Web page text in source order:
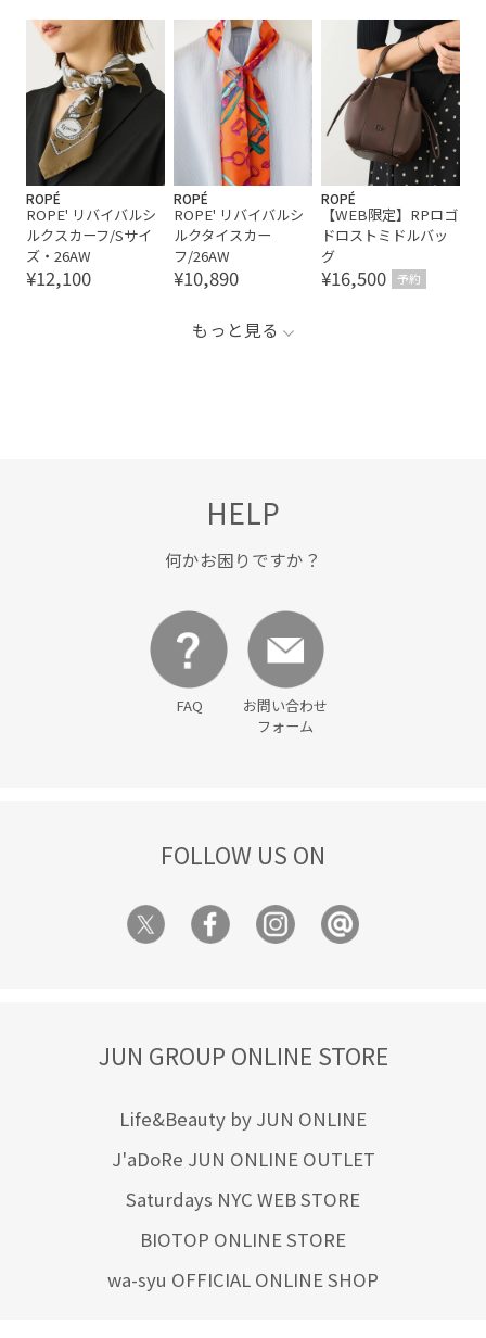
ROPÉ
ROPE' リバイバルシ
ルクスカーフ/Sサイ
ズ・26AW
¥12,100
ROPÉ
ROPE' リバイバルシ
ルクタイスカー
フ/26AW
¥10,890
ROPÉ
【WEB限定】RPロゴ
ドロストミドルバッ
グ
¥16,500 予約
もっと見る
HELP
何かお困りですか？
FAQ
お問い合わせ
フォーム
FOLLOW US ON
JUN GROUP ONLINE STORE
Life&Beauty by JUN ONLINE
J'aDoRe JUN ONLINE OUTLET
Saturdays NYC WEB STORE
BIOTOP ONLINE STORE
wa-syu OFFICIAL ONLINE SHOP